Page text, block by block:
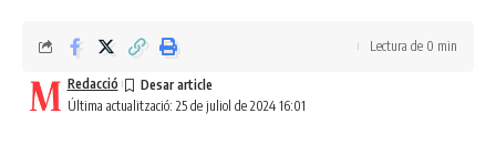
Última actualització: 25 de juliol de 2024 16:01
Redacció
Lectura de 0 min